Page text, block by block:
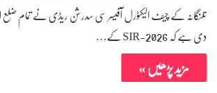
تلنگانہ کے چیف الیکٹورل آفیسر سی سدرشن ریڈی نے تمام ضلع
دی ہے کہ SIR-2026 کے…
مزید پڑھیں »